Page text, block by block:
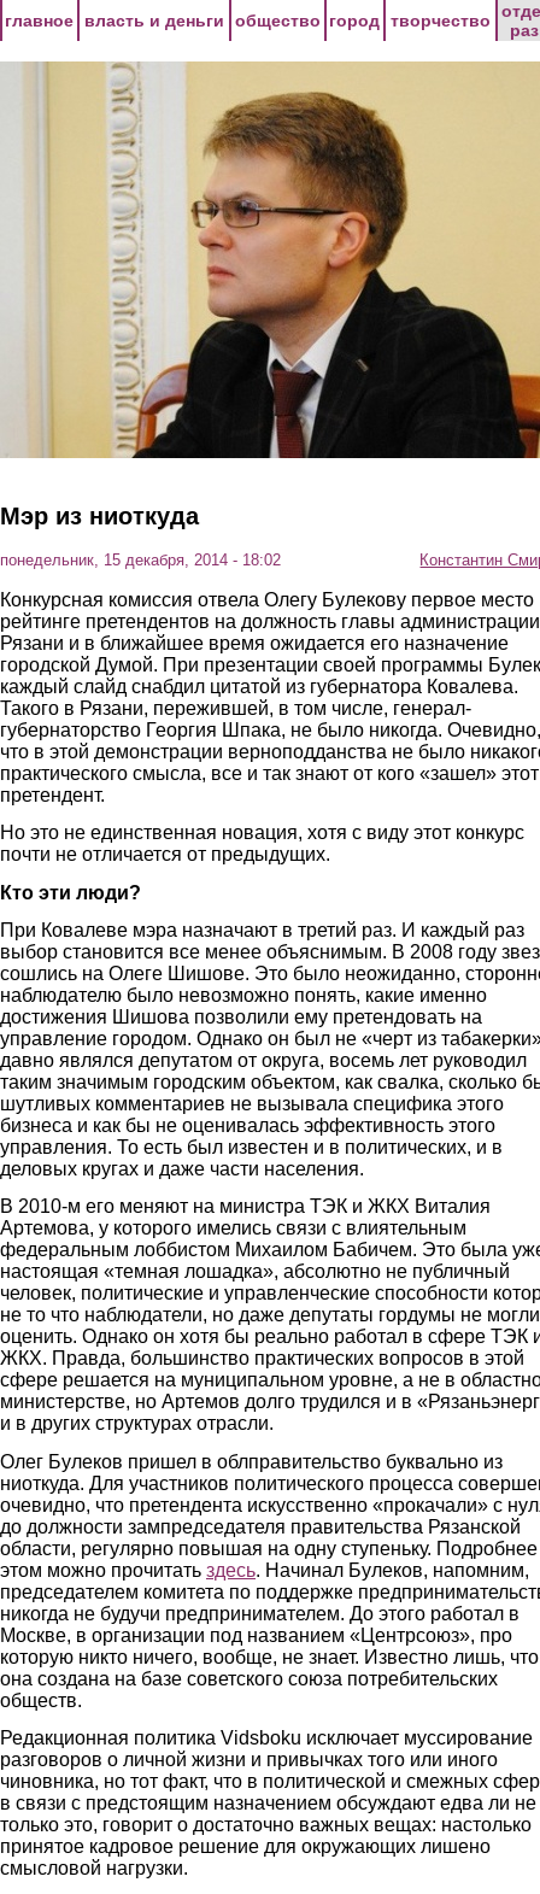
главное власть и деньги общество город творчество
Мэр из ниоткуда
понедельник, 15 декабря, 2014 - 18:02 Константин
Конкурсная комиссия отвела Олегу Булекову первое место
рейтинге претендентов на должность главы администрации
Рязани и в ближайшее время ожидается его назначение
городской Думой. При презентации своей программы
каждый слайд снабдил цитатой из губернатора Ковалева.
Такого в Рязани, пережившей, в том числе, генерал-
губернаторство Георгия Шпака, не было никогда. Очевидно,
что в этой демонстрации верноподданства не было
практического смысла, все и так знают от кого «зашел» этот
претендент.
Но это не единственная новация, хотя с виду этот конкурс
почти не отличается от предыдущих.
Кто эти люди?
При Ковалеве мэра назначают в третий раз. И каждый раз
выбор становится все менее объяснимым. В 2008 году
сошлись на Олеге Шишове. Это было неожиданно,
наблюдателю было невозможно понять, какие именно
достижения Шишова позволили ему претендовать на
управление городом. Однако он был не «черт из
давно являлся депутатом от округа, восемь лет руководил
таким значимым городским объектом, как свалка, сколько
шутливых комментариев не вызывала специфика этого
бизнеса и как бы не оценивалась эффективность этого
управления. То есть был известен и в политических, и в
деловых кругах и даже части населения.
В 2010-м его меняют на министра ТЭК и ЖКХ Виталия
Артемова, у которого имелись связи с влиятельным
федеральным лоббистом Михаилом Бабичем. Это была
настоящая «темная лошадка», абсолютно не публичный
человек, политические и управленческие способности
не то что наблюдатели, но даже депутаты гордумы не могли
оценить. Однако он хотя бы реально работал в сфере ТЭК
ЖКХ. Правда, большинство практических вопросов в этой
сфере решается на муниципальном уровне, а не в
министерстве, но Артемов долго трудился и в
и в других структурах отрасли.
Олег Булеков пришел в облправительство буквально из
ниоткуда. Для участников политического процесса
очевидно, что претендента искусственно «прокачали» с
до должности зампредседателя правительства Рязанской
области, регулярно повышая на одну ступеньку.
этом можно прочитать здесь. Начинал Булеков, напомним,
председателем комитета по поддержке
никогда не будучи предпринимателем. До этого работал в
Москве, в организации под названием «Центрсоюз», про
которую никто ничего, вообще, не знает. Известно лишь, что
она создана на базе советского союза потребительских
обществ.
Редакционная политика Vidsboku исключает муссирование
разговоров о личной жизни и привычках того или иного
чиновника, но тот факт, что в политической и смежных
в связи с предстоящим назначением обсуждают едва ли не
только это, говорит о достаточно важных вещах: настолько
принятое кадровое решение для окружающих лишено
смысловой нагрузки.